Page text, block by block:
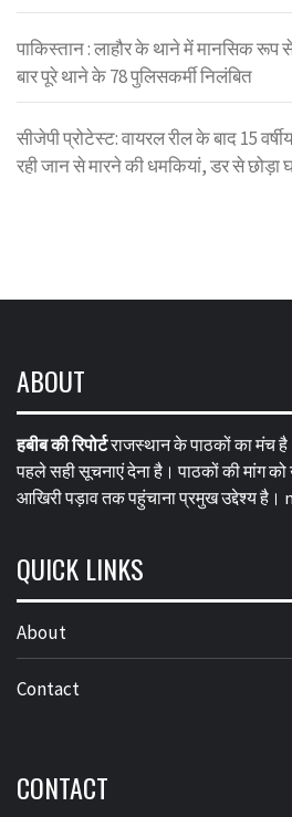
पाकिस्तान : लाहौर के थाने में मानसिक
बार पूरे थाने के 78 पुलिसकर्मी निलंबित
सीजेपी प्रोटेस्ट: वायरल रील के बाद 15
रही जान से मारने की धमकियां, डर से छोड़ा
ABOUT
हबीब की रिपोर्टराजस्थान के पाठकों का मंच
पहले सही सूचनाएं देना है। पाठकों की मांग
आखिरी पड़ाव तक पहुंचाना प्रमुख उद्देश्य है।
QUICK LINKS
About
Contact
CONTACT